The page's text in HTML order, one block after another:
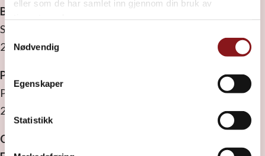
eller som de har samlet inn gjennom din bruk av
Samtykkevalg
Nødvendig
Egenskaper
Statistikk
Besøksadresse
Strandbygdvegen 143
2409 Elverum
Postadresse
Postboks 1629
2409 Elverum
Org. nr: